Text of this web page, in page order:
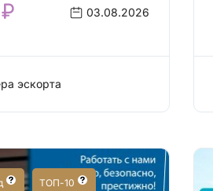
03.08.2026
эскорта
ТОП-10